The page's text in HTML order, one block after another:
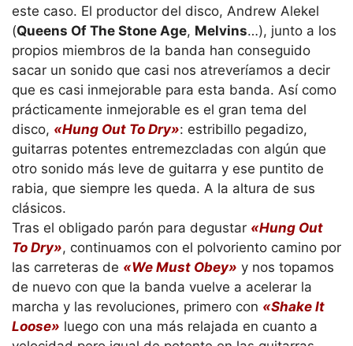
este caso. El productor del disco, Andrew Alekel
(Queens Of The Stone Age, Melvins…), junto a los
propios miembros de la banda han conseguido
sacar un sonido que casi nos atreveríamos a decir
que es casi inmejorable para esta banda. Así como
prácticamente inmejorable es el gran tema del
disco, «Hung Out To Dry»: estribillo pegadizo,
guitarras potentes entremezcladas con algún que
otro sonido más leve de guitarra y ese puntito de
rabia, que siempre les queda. A la altura de sus
clásicos.
Tras el obligado parón para degustar «Hung Out
To Dry», continuamos con el polvoriento camino por
las carreteras de «We Must Obey» y nos topamos
de nuevo con que la banda vuelve a acelerar la
marcha y las revoluciones, primero con «Shake It
Loose» luego con una más relajada en cuanto a